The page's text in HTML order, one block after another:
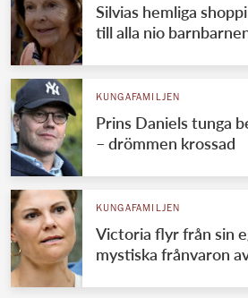
Silvias hemliga
till alla nio
KUNGAFAMILJEN
Prins Daniels tunga
– drömmen krossad
KUNGAFAMILJEN
Victoria flyr från sin
mystiska frånvaron